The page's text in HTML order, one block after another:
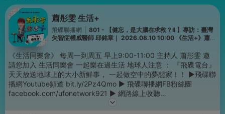
蕭彤雯 生活+
飛碟聯播網
801 - 【健忘，是大腦在求救？II 】專訪：臺灣
失智症權威醫師 邱銘章｜ 2026.08.10 10:00 《生活+》蕭彤
《生活同樂會》 每周一到周五 早上9:00-11:00 主持人 蕭彤雯 邀
請您加入 生活同樂會 一起樂在過生活 地球人注意 ： 『飛碟電台』
天天放送地球上的大小新鮮事， 一起做空中的夢想家！！ ▶飛碟聯
播網Youtube頻道 bit.ly/2Pz4Qmo ▶ 飛碟聯播網FB粉絲團
facebook.com/ufonetwork921 ▶ 網路線上收聽
uforadio.com.tw/stream/stream.html ▶ 飛碟APP，讓你收聽零距